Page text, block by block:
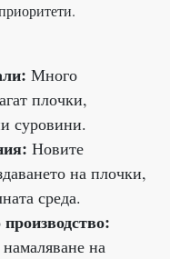
Много
плочки,
суровини.
Новите
на плочки,
среда.
на